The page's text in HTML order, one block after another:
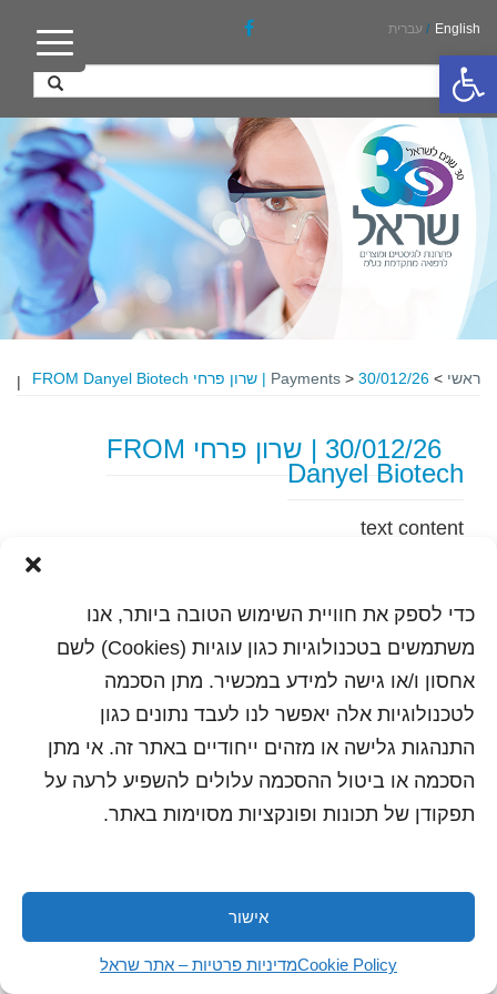
פתח סרגל נגישות
כדי לספק את חוויית השימוש הטובה ביותר, אנו
משתמשים בטכנולוגיות כגון עוגיות (Cookies) לשם
אחסון ו/או גישה למידע במכשיר. מתן הסכמה
לטכנולוגיות אלה יאפשר לנו לעבד נתונים כגון
התנהגות גלישה או מזהים ייחודיים באתר זה. אי מתן
הסכמה או ביטול ההסכמה עלולים להשפיע לרעה על
תפקודן של תכונות ופונקציות מסוימות באתר.
אישור
Cookie Policyמדיניות פרטיות – אתר שראל
English
/ עברית
ראשי >
Payments > 30/012/26 | שרון פרחי FROM Danyel Biotech |
30/012/26 | שרון פרחי FROM
Danyel Biotech
text content
כל הזכויות שמורות לשראל 2018 | עיצוב ותכנות: סטודיו
"היוצרים"